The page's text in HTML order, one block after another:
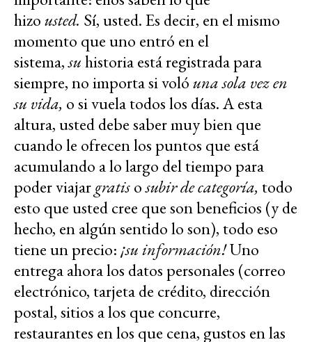
hizousted. Sí, usted. Es decir, en el mismo
momento que uno entró en el
sistema,suhistoria está registrada para
siempre, no importa si volóuna sola vez en
su vida, o si vuela todos los días. A esta
altura, usted debe saber muy bien que
cuando le ofrecen los puntos que está
acumulando a lo largo del tiempo para
poder viajargratisosubir de categoría, todo
esto que usted cree que son beneficios (y de
hecho, en algún sentido lo son), todo eso
tiene un precio:¡su información!Uno
entrega ahora los datos personales (correo
electrónico, tarjeta de crédito, dirección
postal, sitios a los que concurre,
restaurantes en los que cena, gustos en las